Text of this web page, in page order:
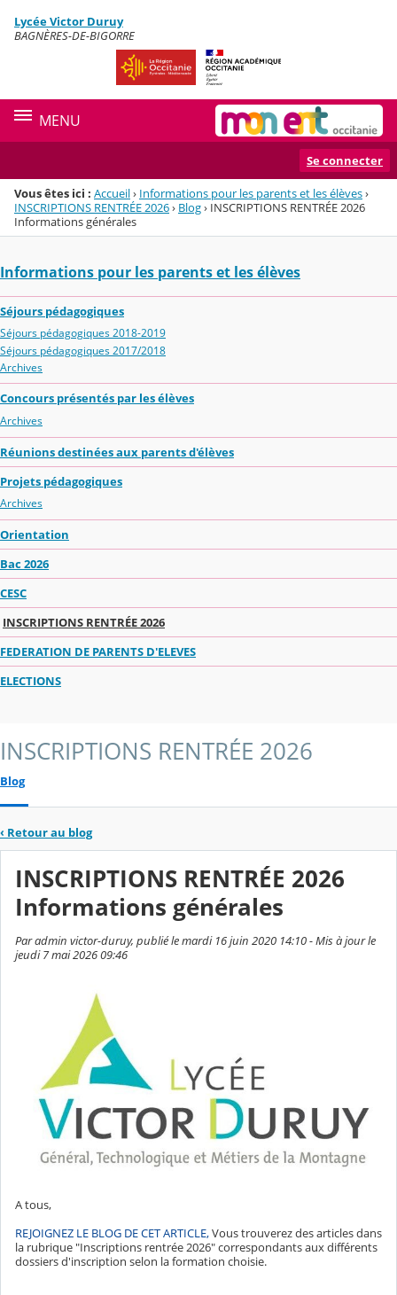
Menu de la rubrique
Contenu
Lycée Victor Duruy
BAGNÈRES-DE-BIGORRE
MENU
Se connecter
Vous êtes ici : Accueil› Informations pour les parents et les élèves›
INSCRIPTIONS RENTRÉE 2026› Blog› INSCRIPTIONS RENTRÉE 2026
Informations générales
Informations pour les parents et les élèves
Séjours pédagogiques
Séjours pédagogiques 2018-2019
Séjours pédagogiques 2017/2018
Archives
Concours présentés par les élèves
Archives
Réunions destinées aux parents d'élèves
Projets pédagogiques
Archives
Orientation
Bac 2026
CESC
INSCRIPTIONS RENTRÉE 2026
FEDERATION DE PARENTS D'ELEVES
ELECTIONS
INSCRIPTIONS RENTRÉE 2026
Blog
‹ Retour au blog
INSCRIPTIONS RENTRÉE 2026
Informations générales
Par admin victor-duruy, publié le mardi 16 juin 2020 14:10 - Mis à jour le
jeudi 7 mai 2026 09:46
A tous,
REJOIGNEZ LE BLOG DE CET ARTICLE,Vous trouverez des articles dans
la rubrique "Inscriptions rentrée 2026" correspondants aux différents
dossiers d'inscription selon la formation choisie.